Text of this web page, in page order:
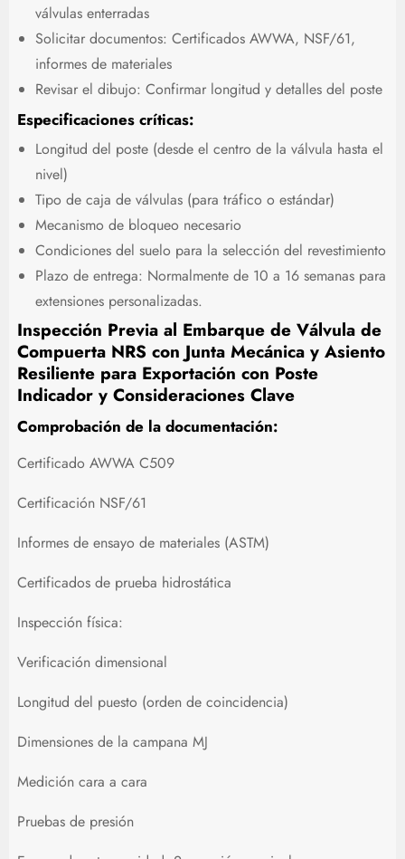
válvulas enterradas
Solicitar documentos: Certificados AWWA, NSF/61,
informes de materiales
Revisar el dibujo: Confirmar longitud y detalles del poste
Especificaciones críticas:
Longitud del poste (desde el centro de la válvula hasta el
nivel)
Tipo de caja de válvulas (para tráfico o estándar)
Mecanismo de bloqueo necesario
Condiciones del suelo para la selección del revestimiento
Plazo de entrega: Normalmente de 10 a 16 semanas para
extensiones personalizadas.
Inspección Previa al Embarque de Válvula de
Compuerta NRS con Junta Mecánica y Asiento
Resiliente para Exportación con Poste
Indicador y Consideraciones Clave
Comprobación de la documentación:
Certificado AWWA C509
Certificación NSF/61
Informes de ensayo de materiales (ASTM)
Certificados de prueba hidrostática
Inspección física:
Verificación dimensional
Longitud del puesto (orden de coincidencia)
Dimensiones de la campana MJ
Medición cara a cara
Pruebas de presión